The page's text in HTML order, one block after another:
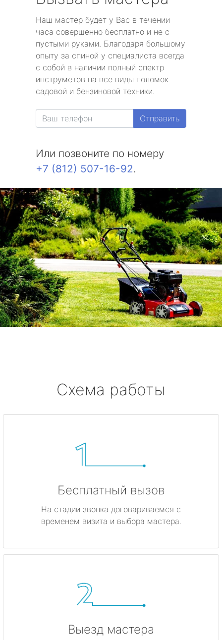
Наш мастер будет у Вас в течении
часа совершенно бесплатно и не с
пустыми руками. Благодаря большому
опыту за спиной у специалиста всегда
с собой в наличии полный спектр
инструметов на все виды поломок
садовой и бензиновой техники.
Отправить
Или позвоните по номеру
+7 (812) 507-16-92.
Схема работы
Бесплатный вызов
На стадии звонка договариваемся с
временем визита и выбора мастера.
Выезд мастера